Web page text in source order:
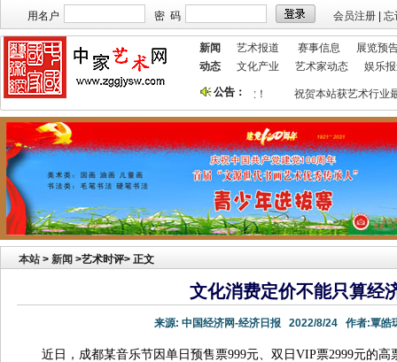
用名户 密 码 会员注册 忘
新闻 艺术报道 赛事信息
展览预
动态
文化产业 艺术家动态 娱乐
公告：
本站欢迎艺术家宣传投放！ 祝贺本站获艺术行业
本站 > 新闻 >艺术时评> 正文
文化消费定价不能只算经
来源: 中国经济网-经济日报 2022/8/24作者:覃皓
近日，成都某音乐节因单日预售票999元、双日VIP票2999元的